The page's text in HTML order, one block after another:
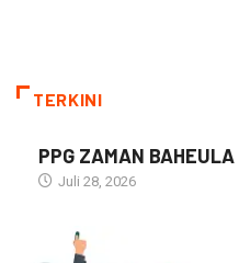
TERKINI
PPG ZAMAN BAHEULA
Juli 28, 2026